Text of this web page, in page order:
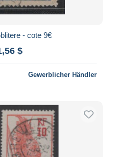
- cote 9€
$
Gewerblicher Händler